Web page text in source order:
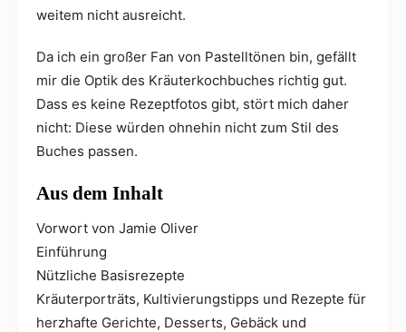
weitem nicht ausreicht.
Da ich ein großer Fan von Pastelltönen bin, gefällt
mir die Optik des Kräuterkochbuches richtig gut.
Dass es keine Rezeptfotos gibt, stört mich daher
nicht: Diese würden ohnehin nicht zum Stil des
Buches passen.
Aus dem Inhalt
Vorwort von Jamie Oliver
Einführung
Nützliche Basisrezepte
Kräuterporträts, Kultivierungstipps und Rezepte für
herzhafte Gerichte, Desserts, Gebäck und